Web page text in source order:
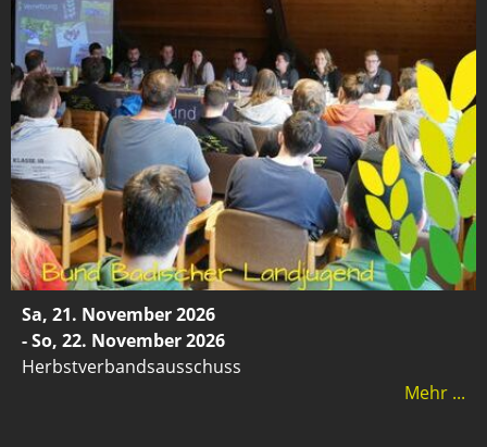
Sa, 21. November 2026
- So, 22. November 2026
Herbstverbandsausschuss
Mehr ...